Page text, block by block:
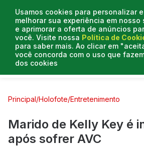
Usamos cookies para personalizar e
melhorar sua experiência em nosso
e aprimorar a oferta de anúncios
você. Visite nossa Política de
para saber mais. Ao clicar em
você concorda com o uso que
dos cookies
Curtas e Venenosas
Principal/Holofote/Entretenimento
Marido de Kelly Key é
após sofrer AVC